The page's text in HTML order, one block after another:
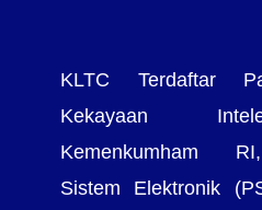
KLTC Terdaftar
Kekayaan
Kemenkumham
Sistem Elektronik